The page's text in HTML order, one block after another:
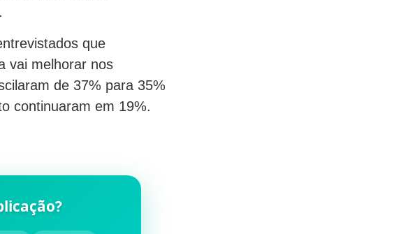
que
vai melhorar nos
de 37% para 35%
continuaram em 19%.